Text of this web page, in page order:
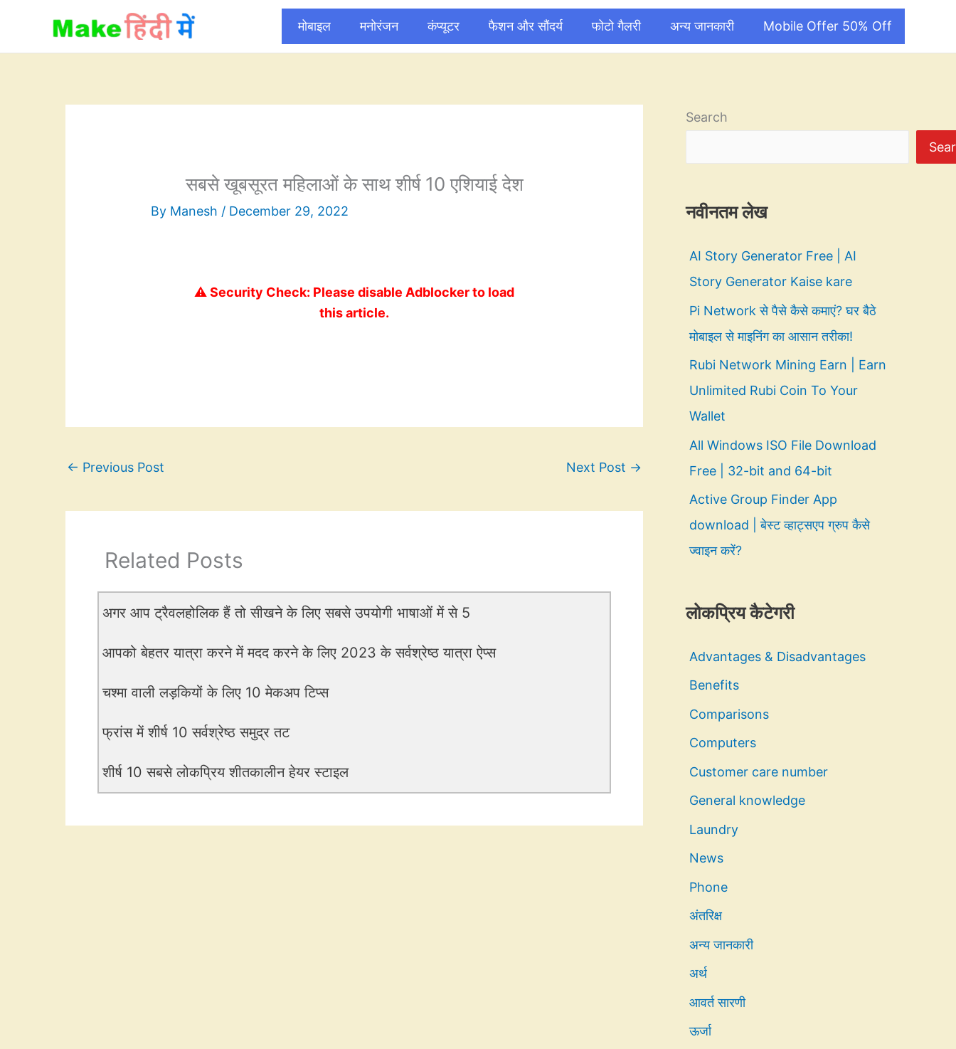
content
मोबाइल मनोरंजन कंप्यूटर फैशन और सौंदर्य फोटो गैलरी अन्य जानकारी Mobile Offer 50% Off
सबसे खूबसूरत महिलाओं के साथ शीर्ष 10 एशियाई देश
By Manesh / December 29, 2022
⚠️ Security Check: Please disable Adblocker to load
this article.
← Previous Post Next Post →
Related Posts
अगर आप ट्रैवलहोलिक हैं तो सीखने के लिए सबसे उपयोगी भाषाओं में से 5
आपको बेहतर यात्रा करने में मदद करने के लिए 2023 के सर्वश्रेष्ठ यात्रा ऐप्स
चश्मा वाली लड़कियों के लिए 10 मेकअप टिप्स
फ्रांस में शीर्ष 10 सर्वश्रेष्ठ समुद्र तट
शीर्ष 10 सबसे लोकप्रिय शीतकालीन हेयर स्टाइल
Search
नवीनतम लेख
AI Story Generator Free | AI
Story Generator Kaise kare
Pi Network से पैसे कैसे कमाएं? घर बैठे
मोबाइल से माइनिंग का आसान तरीका!
Rubi Network Mining Earn | Earn
Unlimited Rubi Coin To Your
Wallet
All Windows ISO File Download
Free | 32-bit and 64-bit
Active Group Finder App
download | बेस्ट व्हाट्सएप ग्रुप कैसे
ज्वाइन करें?
लोकप्रिय कैटेगरी
Advantages & Disadvantages
Benefits
Comparisons
Computers
Customer care number
General knowledge
Laundry
News
Phone
अंतरिक्ष
अन्य जानकारी
अर्थ
आवर्त सारणी
ऊर्जा